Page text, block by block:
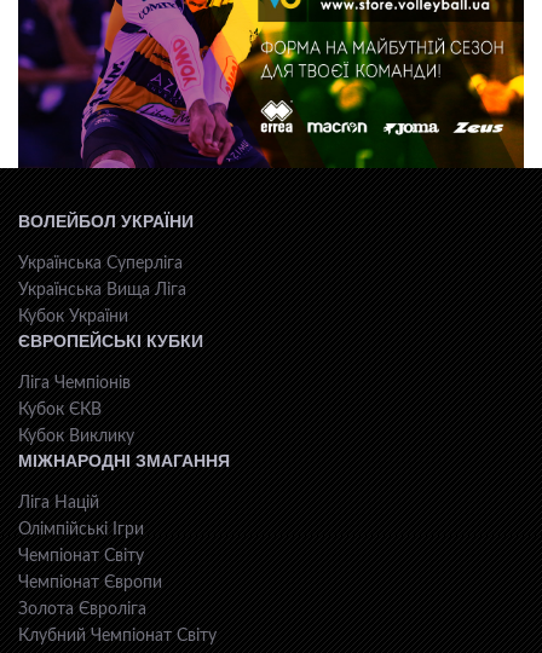
ВОЛЕЙБОЛ УКРАЇНИ
Українська Суперліга
Українська Вища Ліга
Кубок України
ЄВРОПЕЙСЬКІ КУБКИ
Ліга Чемпіонів
Кубок ЄКВ
Кубок Виклику
МІЖНАРОДНІ ЗМАГАННЯ
Ліга Націй
Олімпійські Ігри
Чемпіонат Світу
Чемпіонат Європи
Золота Євроліга
Клубний Чемпіонат Світу